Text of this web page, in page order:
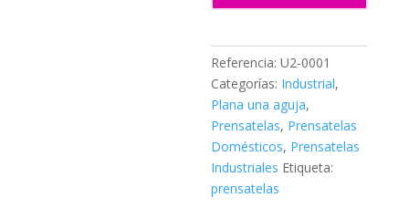
Referencia:U2-0001
Categorías: Industrial,
Plana una aguja,
Prensatelas, Prensatelas
Domésticos, Prensatelas
Industriales Etiqueta:
prensatelas